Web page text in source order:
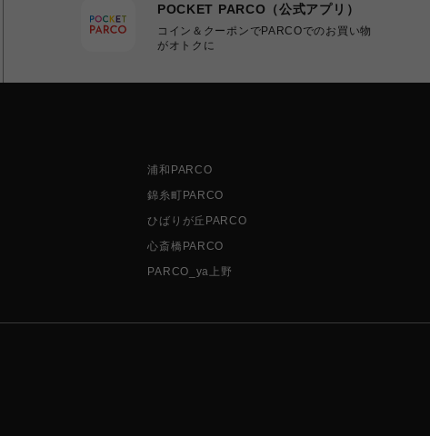
POCKET PARCO（公式アプリ）
コイン＆クーポンでPARCOでのお買い物
がオトクに
浦和PARCO
錦糸町PARCO
ひばりが丘PARCO
心斎橋PARCO
PARCO_ya上野